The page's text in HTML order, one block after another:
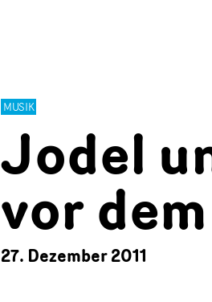
MUSIK
Jodel
vor
27. Dezember 2011